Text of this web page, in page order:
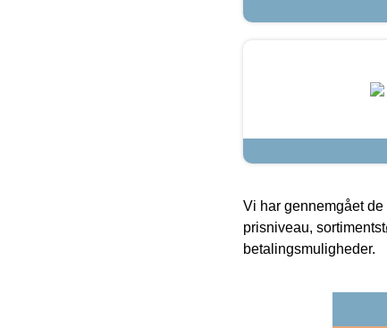
Vi har gennemgået
prisniveau,
betalingsmuligheder.